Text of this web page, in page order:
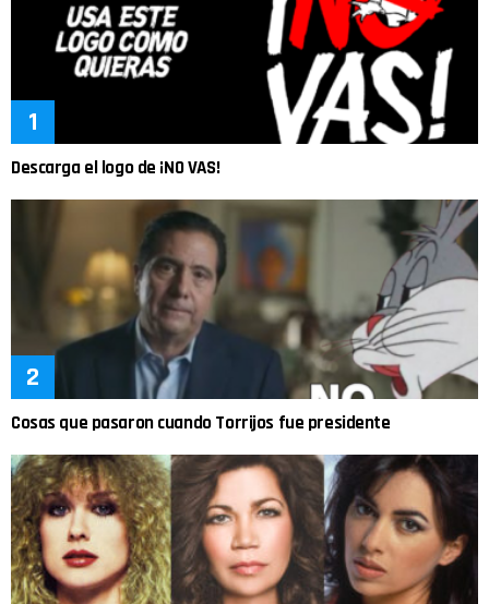
Descarga el logo de ¡NO VAS!
Cosas que pasaron cuando Torrijos fue presidente